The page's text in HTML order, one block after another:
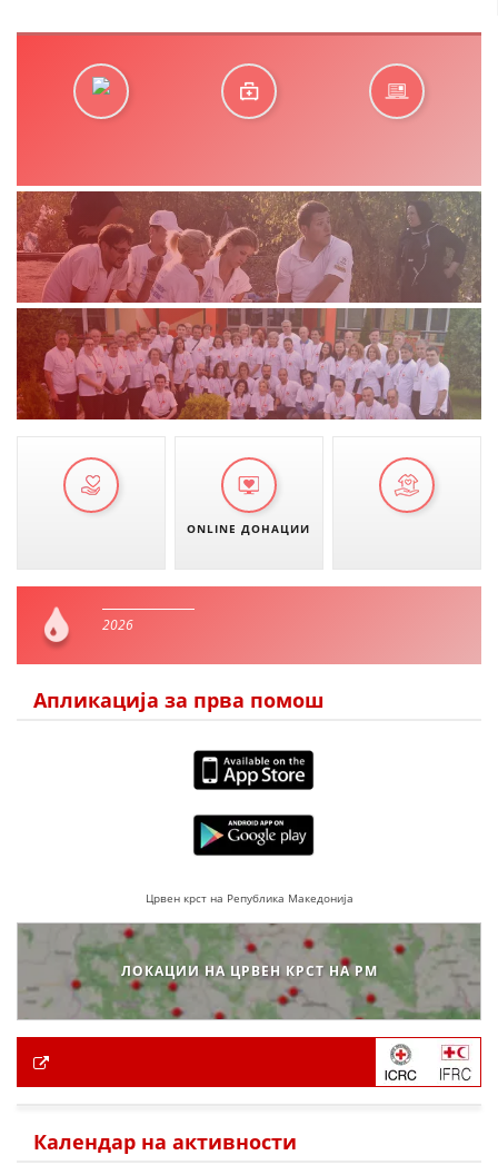
ONLINE ДОНАЦИИ
2026
Апликација за прва помош
Црвен крст на Република Македонија
ЛОКАЦИИ НА ЦРВЕН КРСТ НА РМ
Календар на активности